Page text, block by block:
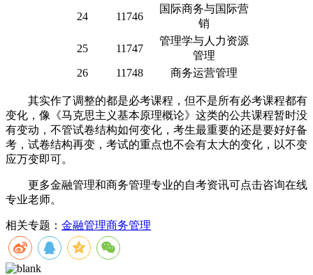
24 11746
国际商务与国际营
销
25 11747
管理学与人力资源
管理
26
11748 商务运营管理
其实作了调整的都是必考课程，但不是所有必考课程都有
变化，像《马克思主义基本原理概论》这类的公共课程暂时没
有变动，不管试卷结构如何变化，考生最重要的还是要好好备
考，试卷结构再变，考试的重点也不会有太大的变化，以不变
应万变即可。
更多金融管理和商务管理专业的自考资讯可点击咨询在线
专业老师。
相关专题： 金融管理商务管理